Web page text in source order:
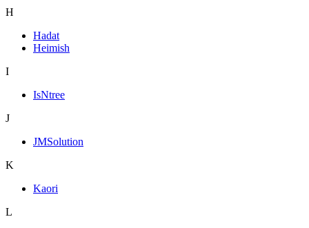
H
Hadat
Heimish
I
IsNtree
J
JMSolution
K
Kaori
L